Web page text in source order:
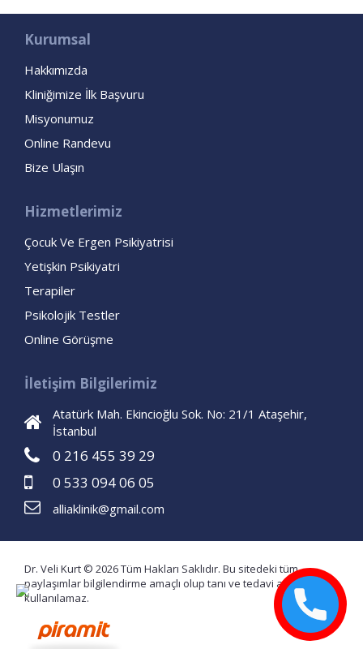
Kurumsal
Hakkımızda
Kliniğimize İlk Başvuru
Misyonumuz
Online Randevu
Bize Ulaşın
Hizmetlerimiz
Çocuk Ve Ergen Psikiyatrisi
Yetişkin Psikiyatri
Terapiler
Psikolojik Testler
Online Görüşme
İletişim Bilgilerimiz
Atatürk Mah. Ekincioğlu Sok. No: 21/1 Ataşehir,
İstanbul
0 216 455 39 29
0 533 094 06 05
alliaklinik@gmail.com
Dr. Veli Kurt © 2026 Tüm Hakları Saklıdır. Bu sitedeki tüm
paylaşımlar bilgilendirme amaçlı olup tanı ve tedavi amaçlı
kullanılamaz.